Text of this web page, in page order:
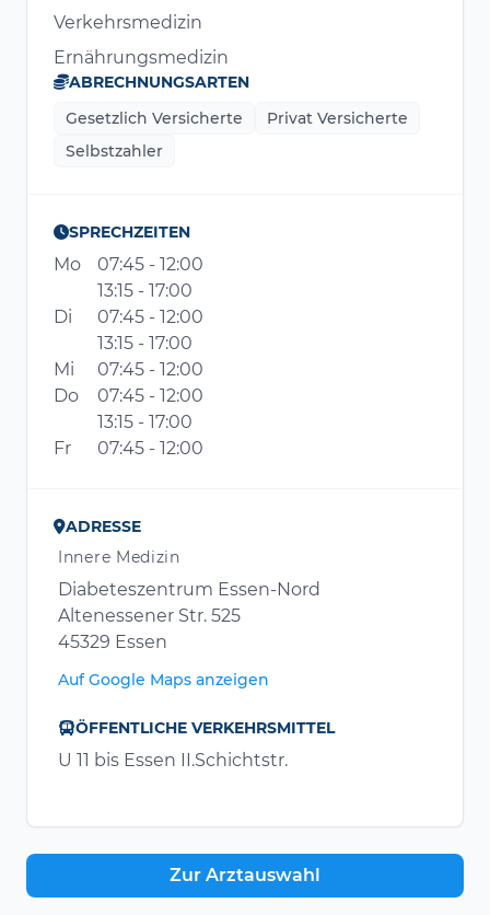
Verkehrsmedizin
Ernährungsmedizin
ABRECHNUNGSARTEN
Gesetzlich Versicherte
Privat Versicherte
Selbstzahler
SPRECHZEITEN
Mo
07:45 - 12:00
13:15 - 17:00
Di
07:45 - 12:00
13:15 - 17:00
Mi
07:45 - 12:00
Do
07:45 - 12:00
13:15 - 17:00
Fr
07:45 - 12:00
ADRESSE
Innere Medizin
Diabeteszentrum Essen-Nord
Altenessener Str. 525
45329 Essen
Auf Google Maps anzeigen
ÖFFENTLICHE VERKEHRSMITTEL
U 11 bis Essen II.Schichtstr.
Zur Arztauswahl